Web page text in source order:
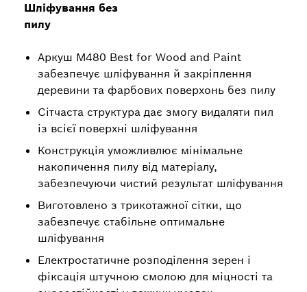
Шліфування без
пилу
Аркуш M480 Best for Wood and Paint
забезпечує шліфування й закріплення
деревини та фарбових поверхонь без пилу
Сітчаста структура дає змогу видаляти пил
із всієї поверхні шліфування
Конструкція уможливлює мінімальне
накопичення пилу від матеріалу,
забезпечуючи чистий результат шліфування
Виготовлено з трикотажної сітки, що
забезпечує стабільне оптимальне
шліфування
Електростатичне розподілення зерен і
фіксація штучною смолою для міцності та